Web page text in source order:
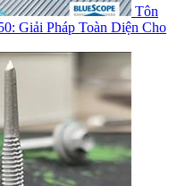
Tôn
Giải Pháp Toàn Diện Cho